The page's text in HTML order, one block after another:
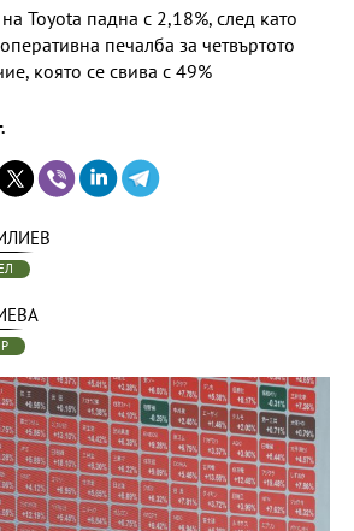
Toyota падна с 2,18%, след като
печалба за четвъртото
която се свива с 49%